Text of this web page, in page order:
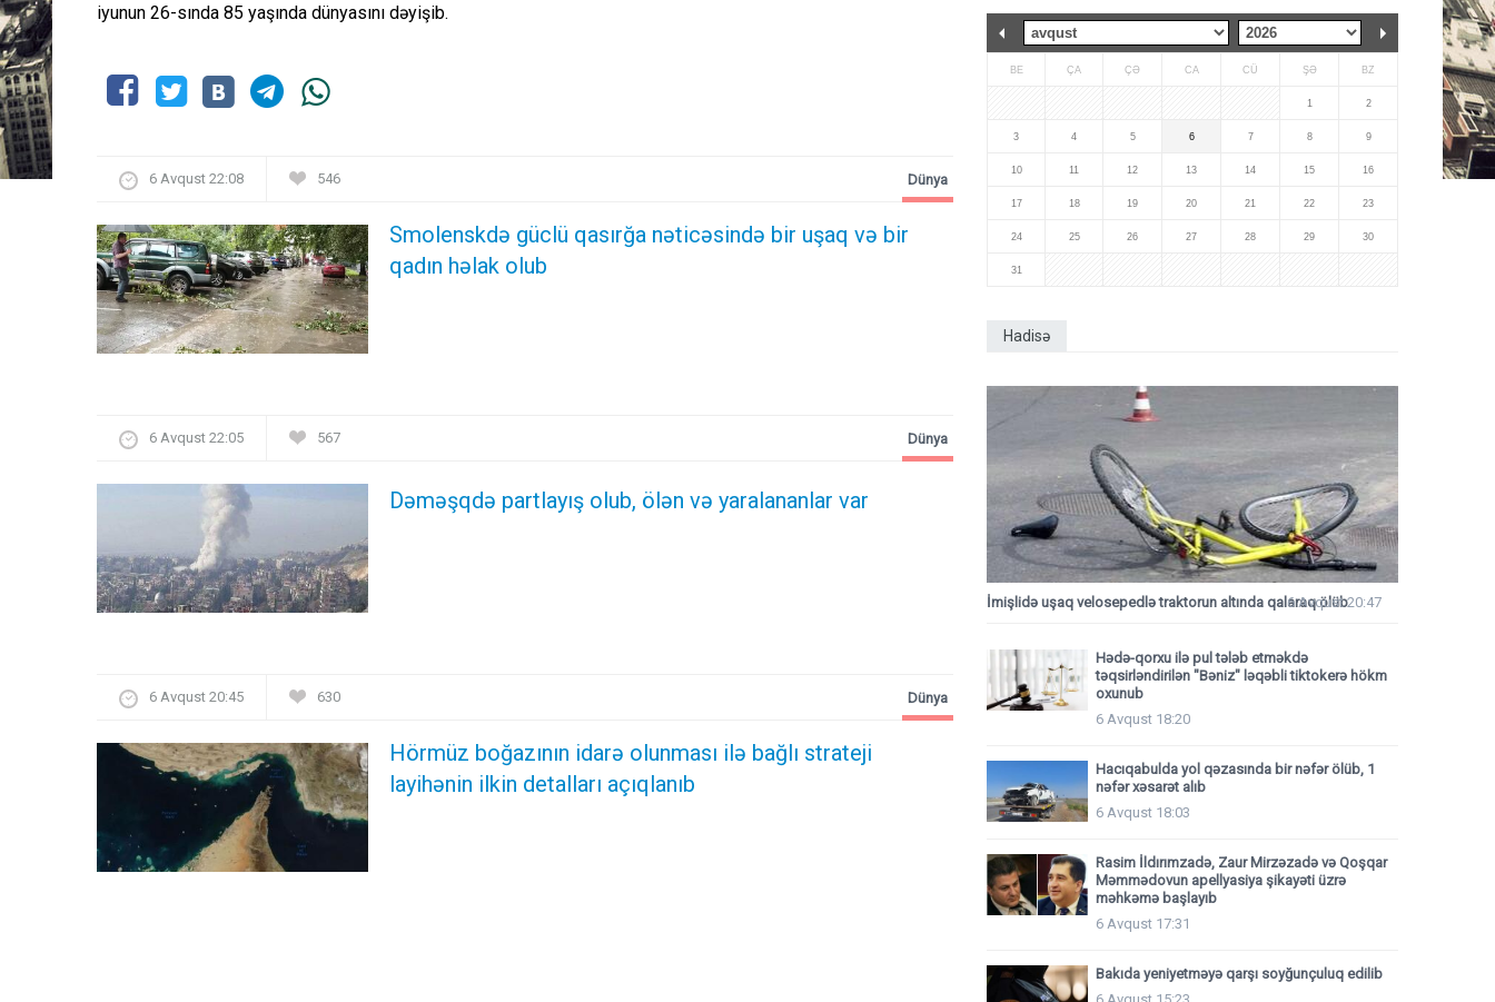
iyunun 26-sında 85 yaşında dünyasını dəyişib.
6 Avqust 22:08 546
Smolenskdə güclü qasırğa nəticəsində bir uşaq və bir
qadın həlak olub
Dünya
6 Avqust 22:05 567
Dəməşqdə partlayış olub, ölən və yaralananlar var
Dünya
6 Avqust 20:45 630
Hörmüz boğazının idarə olunması ilə bağlı strateji
layihənin ilkin detalları açıqlanıb
Dünya
BE ÇA ÇƏ CA CÜ ŞƏ BZ
1 2
3 4 5 6 7 8 9
10 11 12 13 14 15 16
17 18 19 20 21 22 23
24 25 26 27 28 29 30
31
Hadisə
İmişlidə uşaq velosepedlə traktorun altında qalaraq ölüb
6 Avqust 20:47
Hədə-qorxu ilə pul tələb etməkdə
təqsirləndirilən "Bəniz" ləqəbli tiktokerə hökm
oxunub
6 Avqust 18:20
Hacıqabulda yol qəzasında bir nəfər ölüb, 1
nəfər xəsarət alıb
6 Avqust 18:03
Rasim İldırımzadə, Zaur Mirzəzadə və Qoşqar
Məmmədovun apellyasiya şikayəti üzrə
məhkəmə başlayıb
6 Avqust 17:31
Bakıda yeniyetməyə qarşı soyğunçuluq edilib